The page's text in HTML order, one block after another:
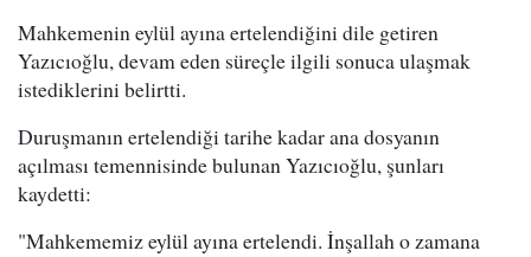
Mahkemenin eylül ayına ertelendiğini dile getiren
Yazıcıoğlu, devam eden süreçle ilgili sonuca ulaşmak
istediklerini belirtti.
Duruşmanın ertelendiği tarihe kadar ana dosyanın
açılması temennisinde bulunan Yazıcıoğlu, şunları
kaydetti:
"Mahkememiz eylül ayına ertelendi. İnşallah o zamana